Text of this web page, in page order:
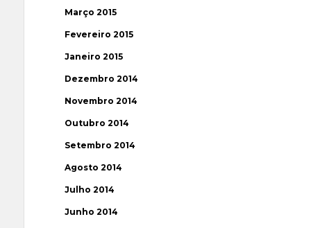
Março 2015
Fevereiro 2015
Janeiro 2015
Dezembro 2014
Novembro 2014
Outubro 2014
Setembro 2014
Agosto 2014
Julho 2014
Junho 2014